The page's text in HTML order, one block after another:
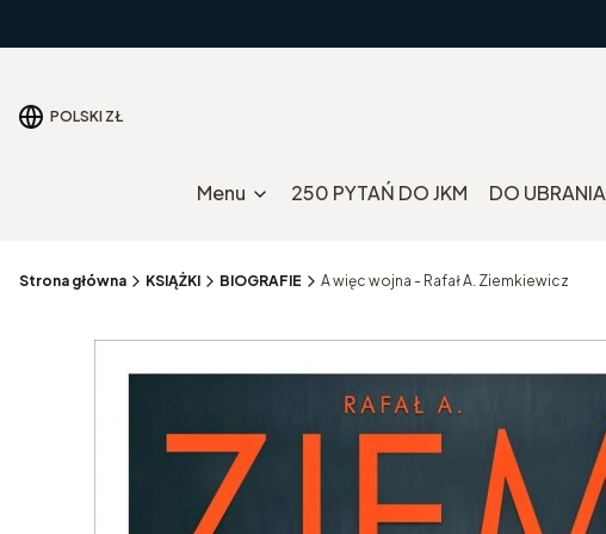
POLSKI ZŁ
Menu 250 PYTAŃ DO JKM DO UBRANIA
Strona główna KSIĄŻKI BIOGRAFIE A więc wojna - Rafał A. Ziemkiewicz